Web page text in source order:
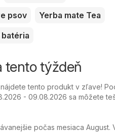
psov
Yerba mate Tea
tento týždeň
tento produkt v zľave!
- 09.08.2026 sa môžete
počas mesiaca August.